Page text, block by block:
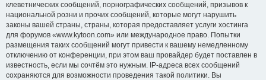
клеветнических сообщений, порнографических сообщений, призывов к
национальной розни и прочих сообщений, которые могут нарушить
законы вашей страны, страны, которая предоставляет услуги хостинга
для форумов «www.kytoon.com» или международное право. Попытки
размещения таких сообщений могут привести к вашему немедленному
отключению от конференции, при этом ваш провайдер будет поставлен в
известность, если мы сочтём это нужным. IP-адреса всех сообщений
сохраняются для возможности проведения такой политики. Вы